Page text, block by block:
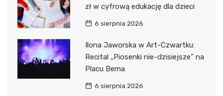
zł w cyfrową edukację dla dzieci
6 sierpnia 2026
Ilona Jaworska w Art-Czwartku:
Recital „Piosenki nie-dzisiejsze” na
Placu Bema
6 sierpnia 2026